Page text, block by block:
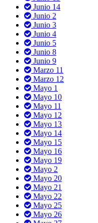
Junio 14
Junio 2
Junio 3
Junio 4
Junio 5
Junio 8
Junio 9
Marzo 11
Marzo 12
Mayo 1
Mayo 10
Mayo 11
Mayo 12
Mayo 13
Mayo 14
Mayo 15
Mayo 16
Mayo 19
Mayo 2
Mayo 20
Mayo 21
Mayo 22
Mayo 25
Mayo 26